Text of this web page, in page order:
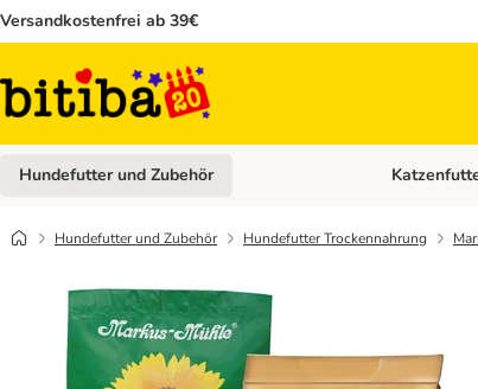
Versandkostenfrei ab 39€
Hundefutter und Zubehör Kategorie-
Hundefutter und Zubehör Hundefutter Trockennahrung